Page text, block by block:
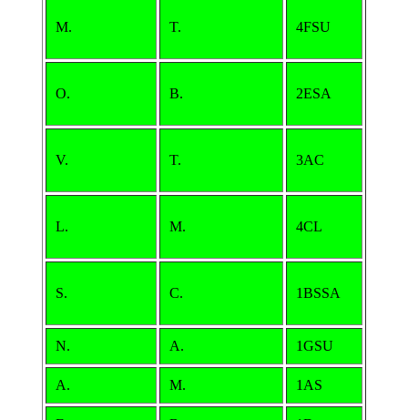
M. T. 4FSU
O. B. 2ESA
V. T. 3AC
L. M. 4CL
S. C. 1BSSA
N. A. 1GSU
A. M. 1AS